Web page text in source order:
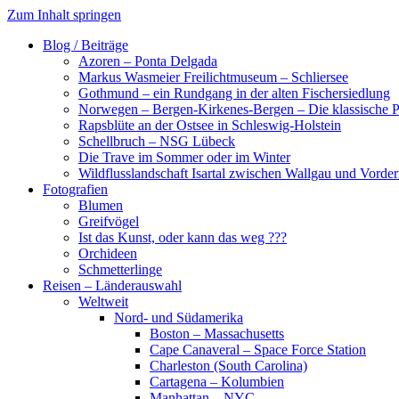
Zum Inhalt springen
Blog / Beiträge
Azoren – Ponta Delgada
Markus Wasmeier Freilichtmuseum – Schliersee
Gothmund – ein Rundgang in der alten Fischersiedlung
Norwegen – Bergen-Kirkenes-Bergen – Die klassische
Rapsblüte an der Ostsee in Schleswig-Holstein
Schellbruch – NSG Lübeck
Die Trave im Sommer oder im Winter
Wildflusslandschaft Isartal zwischen Wallgau und
Fotografien
Blumen
Greifvögel
Ist das Kunst, oder kann das weg ???
Orchideen
Schmetterlinge
Reisen – Länderauswahl
Weltweit
Nord- und Südamerika
Boston – Massachusetts
Cape Canaveral – Space Force Station
Charleston (South Carolina)
Cartagena – Kolumbien